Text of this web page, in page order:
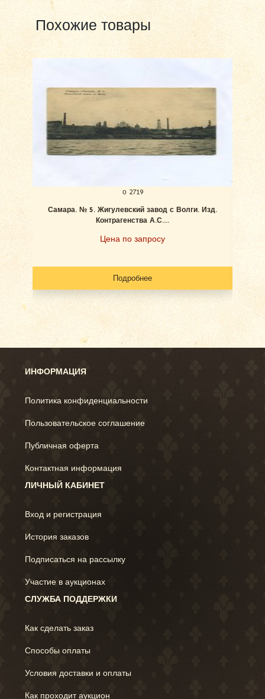
Похожие товары
о 2719
Самара. № 5. Жигулевский завод с Волги. Изд.
Контрагенства А.С....
Цена по запросу
Подробнее
ИНФОРМАЦИЯ
Политика конфиденциальности
Пользовательское соглашение
Публичная оферта
Контактная информация
ЛИЧНЫЙ КАБИНЕТ
Вход и регистрация
История заказов
Подписаться на рассылку
Участие в аукционах
СЛУЖБА ПОДДЕРЖКИ
Как сделать заказ
Способы оплаты
Условия доставки и оплаты
Как проходит аукцион